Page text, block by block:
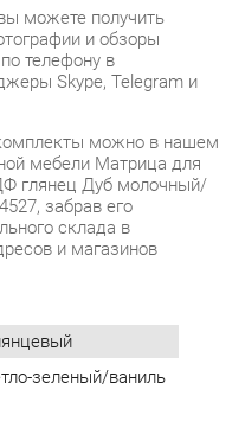
можно в нашем
мебели Матрица для
Дуб молочный/
забрав его
склада в
и магазинов
зеленый/ваниль
своим мнением.